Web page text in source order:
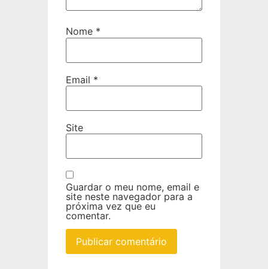
Nome *
Email *
Site
Guardar o meu nome, email e
site neste navegador para a
próxima vez que eu
comentar.